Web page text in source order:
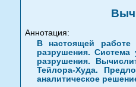
Аннотация:
В настоящей
разрушения. Система
разрушения.
Тейлора-Худа.
аналитическое